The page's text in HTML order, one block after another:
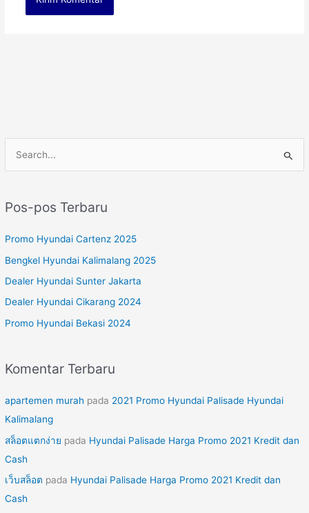
i
u
k
:
Pos-pos Terbaru
Promo Hyundai Cartenz 2025
Bengkel Hyundai Kalimalang 2025
Dealer Hyundai Sunter Jakarta
Dealer Hyundai Cikarang 2024
Promo Hyundai Bekasi 2024
Komentar Terbaru
apartemen murah pada 2021 Promo Hyundai Palisade Hyundai
Kalimalang
สล็อตแตกง่าย pada Hyundai Palisade Harga Promo 2021 Kredit dan
Cash
เว็บสล็อต pada Hyundai Palisade Harga Promo 2021 Kredit dan
Cash